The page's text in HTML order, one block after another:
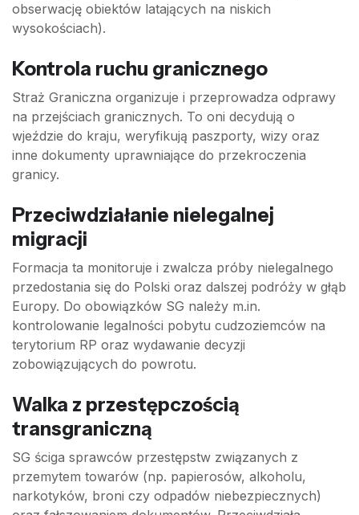
obserwację obiektów latających na niskich
wysokościach).
Kontrola ruchu granicznego
Straż Graniczna organizuje i przeprowadza odprawy
na przejściach granicznych. To oni decydują o
wjeździe do kraju, weryfikują paszporty, wizy oraz
inne dokumenty uprawniające do przekroczenia
granicy.
Przeciwdziałanie nielegalnej
migracji
Formacja ta monitoruje i zwalcza próby nielegalnego
przedostania się do Polski oraz dalszej podróży w głąb
Europy. Do obowiązków SG należy m.in.
kontrolowanie legalności pobytu cudzoziemców na
terytorium RP oraz wydawanie decyzji
zobowiązujących do powrotu.
Walka z przestępczością
transgraniczną
SG ściga sprawców przestępstw związanych z
przemytem towarów (np. papierosów, alkoholu,
narkotyków, broni czy odpadów niebezpiecznych)